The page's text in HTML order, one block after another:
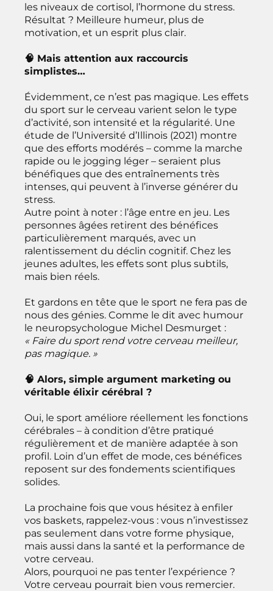
les niveaux de cortisol, l’hormone du stress.
Résultat ? Meilleure humeur, plus de
motivation, et un esprit plus clair.
🧠 Mais attention aux raccourcis
simplistes…
Évidemment, ce n’est pas magique. Les effets
du sport sur le cerveau varient selon le type
d’activité, son intensité et la régularité. Une
étude de l’Université d’Illinois (2021) montre
que des efforts modérés – comme la marche
rapide ou le jogging léger – seraient plus
bénéfiques que des entraînements très
intenses, qui peuvent à l’inverse générer du
stress.
Autre point à noter : l’âge entre en jeu. Les
personnes âgées retirent des bénéfices
particulièrement marqués, avec un
ralentissement du déclin cognitif. Chez les
jeunes adultes, les effets sont plus subtils,
mais bien réels.
Et gardons en tête que le sport ne fera pas de
nous des génies. Comme le dit avec humour
le neuropsychologue Michel Desmurget :
« Faire du sport rend votre cerveau meilleur,
pas magique. »
🧠 Alors, simple argument marketing ou
véritable élixir cérébral ?
Oui, le sport améliore réellement les fonctions
cérébrales – à condition d’être pratiqué
régulièrement et de manière adaptée à son
profil. Loin d’un effet de mode, ces bénéfices
reposent sur des fondements scientifiques
solides.
La prochaine fois que vous hésitez à enfiler
vos baskets, rappelez-vous : vous n’investissez
pas seulement dans votre forme physique,
mais aussi dans la santé et la performance de
votre cerveau.
Alors, pourquoi ne pas tenter l’expérience ?
Votre cerveau pourrait bien vous remercier.